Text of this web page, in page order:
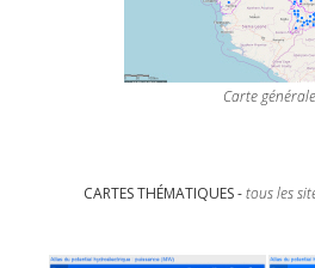
Carte générale
CARTES THÉMATIQUES -tous les